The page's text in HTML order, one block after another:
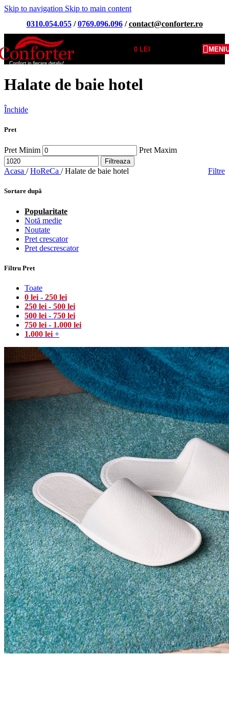
Skip to navigation Skip to main content
0310.054.055/0769.096.096/contact@conforter.ro
0 LEI
Halate de baie hotel
Închide
Pret
Pret Minim Pret Maxim
Filtreaza
Acasa / HoReCa / Halate de baie hotel Filtre
Sortare după
Popularitate
Notă medie
Noutate
Pret crescator
Pret descrescator
Filtru Pret
Toate
0 lei - 250 lei
250 lei - 500 lei
500 lei - 750 lei
750 lei - 1.000 lei
1.000 lei +